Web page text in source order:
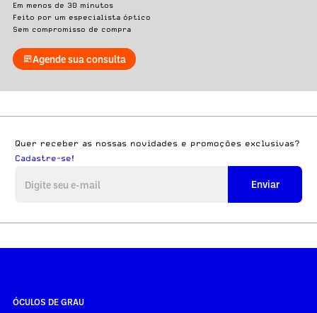
Em menos de 30 minutos
Feito por um especialista óptico
Sem compromisso de compra
Agende sua consulta
Quer receber as nossas novidades e promoções exclusivas?
Cadastre-se!
Enviar
ÓCULOS DE GRAU